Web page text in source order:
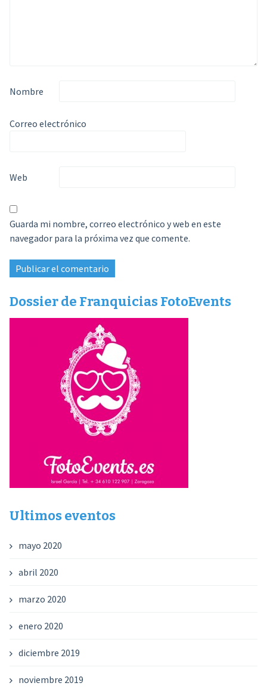
Nombre
Correo electrónico
Web
Guarda mi nombre, correo electrónico y web en este
navegador para la próxima vez que comente.
Dossier de Franquicias FotoEvents
Ultimos eventos
mayo 2020
abril 2020
marzo 2020
enero 2020
diciembre 2019
noviembre 2019